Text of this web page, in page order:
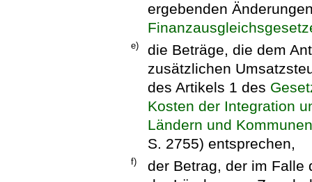
ergebenden
e)
die Beträge, die dem
zusätzlichen
des Artikels 1 des
Kosten der Integration
Ländern und
S. 2755) entsprechen,
f)
der Betrag, der im Falle